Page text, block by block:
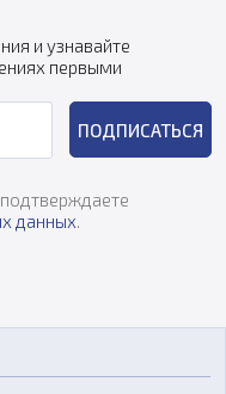
и узнавайте
первыми
ПОДПИСАТЬСЯ
данных.